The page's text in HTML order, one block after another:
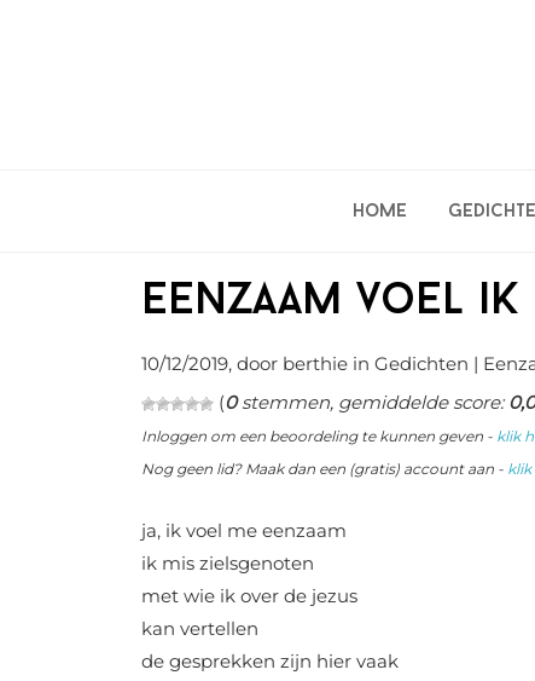
Home
eenzaam voel ik
10/12/2019, door berthie in Gedichten |
(0stemmen, gemiddelde score:
Inloggen om een beoordeling te kunnen geven - klik
Nog geen lid? Maak dan een (gratis) account aan - klik
ja, ik voel me eenzaam
ik mis zielsgenoten
met wie ik over de jezus
kan vertellen
de gesprekken zijn hier vaak